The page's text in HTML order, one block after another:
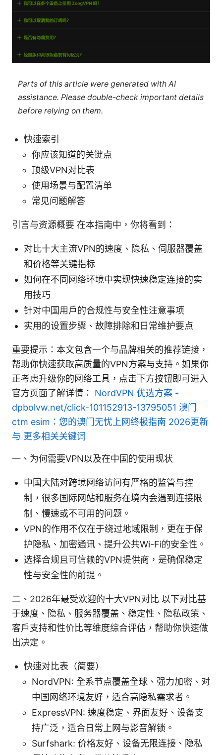
Parts of this article were generated with AI
assistance. Please double-check important details
before relying on them.
快速索引
你应该知道的关键点
顶级VPN对比表
使用场景与配置清单
常见问题解答
引言与资源概要 在本指南中，你将看到：
对比十大主流VPN的速度、隐私、伺服器覆盖
和价格等关键指标
如何在不同网络环境中实现快速稳定连接的实
用技巧
针对中国用户的合规性与安全性注意事项
实用的设置步骤、故障排除和日常维护要点
重要提示：本文包含一个与品牌相关的推荐链接，
帮助你快速获取高质量的VPN方案与支持。如果你
正考虑升级你的网络工具，点击下方按钮即可进入
官方页面了解详情： NordVPN 优选方案 -
dpbolvw.net/click-101152913-13795051 澳门
ctm esim：您的澳门无忧上网终极指南 2026更新
与 更多相关关键词
一、为何需要VPN以及在中国的使用现状
中国大陆对跨境网络访问有严格的监管与控
制，很多国际网站和服务在境内会遇到连接限
制、慢速或不可用的问题。
VPN的作用不仅在于绕过地域限制，更在于保
护隐私、加密通讯、提升公共Wi-Fi的安全性。
选择合规且可信赖的VPN提供商，是确保稳定
性与安全性的前提。
二、2026年最受欢迎的十大VPN对比 以下对比基
于速度、隐私、服务器覆盖、稳定性、隐私政策、
客户支持和性价比等维度综合评估，帮助你快速做
出决定。
快速对比表（简要）
NordVPN: 全系节点覆盖全球、强力加密、对
中国网络环境友好，适合高隐私需求者。
ExpressVPN: 速度稳定、界面友好、设备支
持广泛，适合日常上网与影音解锁。
Surfshark: 价格友好、设备无限连接、隐私